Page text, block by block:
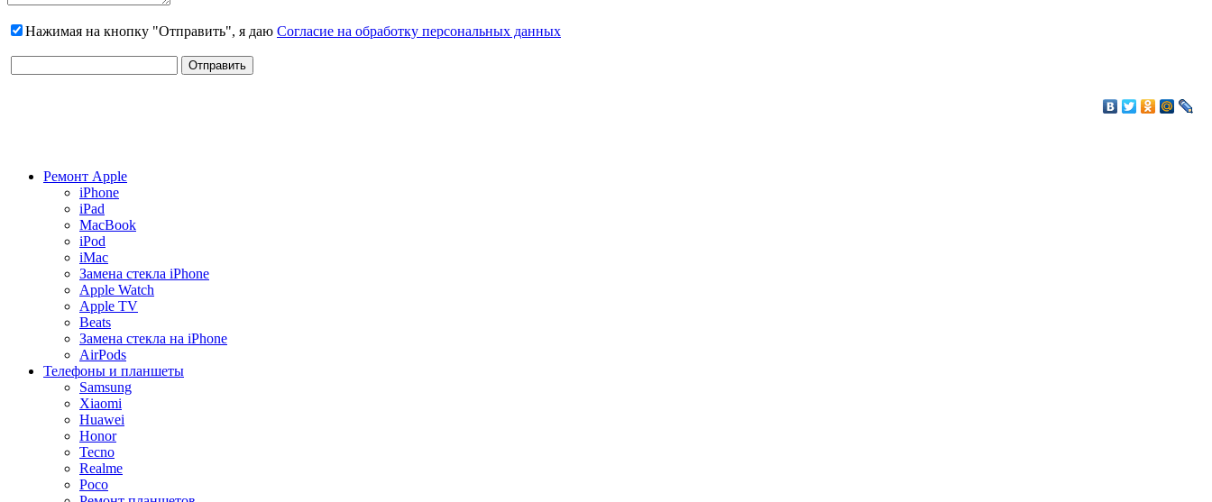
Нажимая на кнопку "Отправить", я даю Согласие на обработку персональных данных
Ремонт Apple
iPhone
iPad
MacBook
iPod
iMac
Замена стекла iPhone
Apple Watch
Apple TV
Beats
Замена стекла на iPhone
AirPods
Телефоны и планшеты
Samsung
Xiaomi
Huawei
Honor
Tecno
Realme
Poco